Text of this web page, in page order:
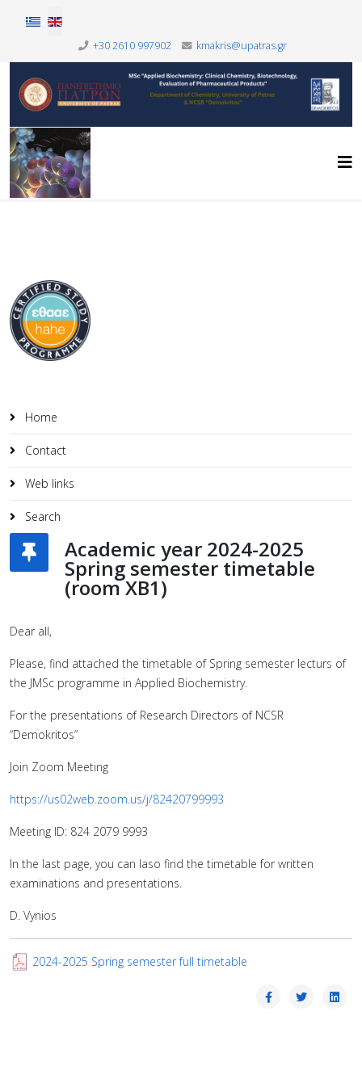
Select your language
+30 2610 997902 kmakris@upatras.gr
Home
Contact
Web links
Search
Academic year 2024-2025
Spring semester timetable
(room ΧΒ1)
Dear all,
Please, find attached the timetable of Spring semester lecturs of
the JMSc programme in Applied Biochemistry.
For the presentations of Research Directors of NCSR
“Demokritos”
Join Zoom Meeting
https://us02web.zoom.us/j/82420799993
Meeting ID: 824 2079 9993
In the last page, you can laso find the timetable for written
examinations and presentations.
D. Vynios
2024-2025 Spring semester full timetable